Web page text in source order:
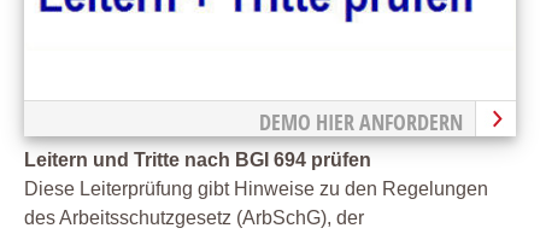
DEMO HIER ANFORDERN
Leitern und Tritte nach BGI 694 prüfen
Diese Leiterprüfung gibt Hinweise zu den Regelungen
des Arbeitsschutzgesetz (ArbSchG), der